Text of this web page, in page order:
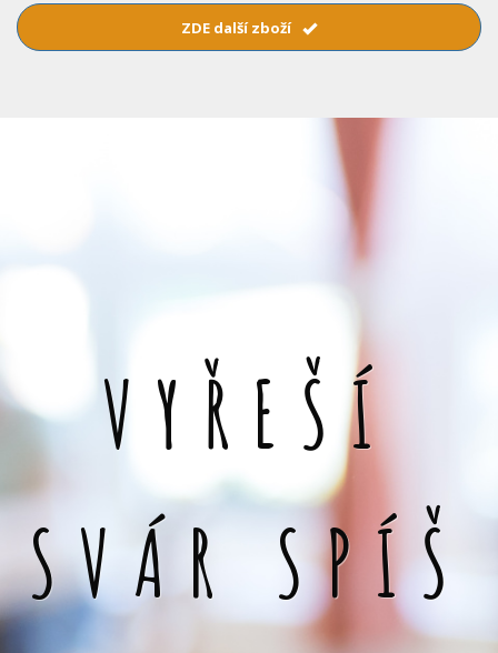
ZDE další zboží
VYŘEŠÍ
SVÁR SPÍŠ